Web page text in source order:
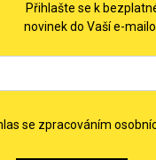
Přihlašte se k
novinek do Vaší e-
se zpracováním